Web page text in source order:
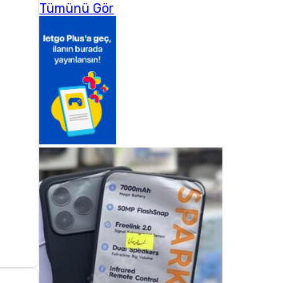
Tümünü Gör